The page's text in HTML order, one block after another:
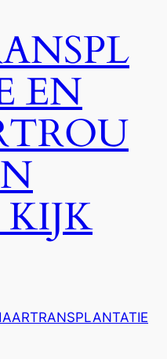
EN
KIJK